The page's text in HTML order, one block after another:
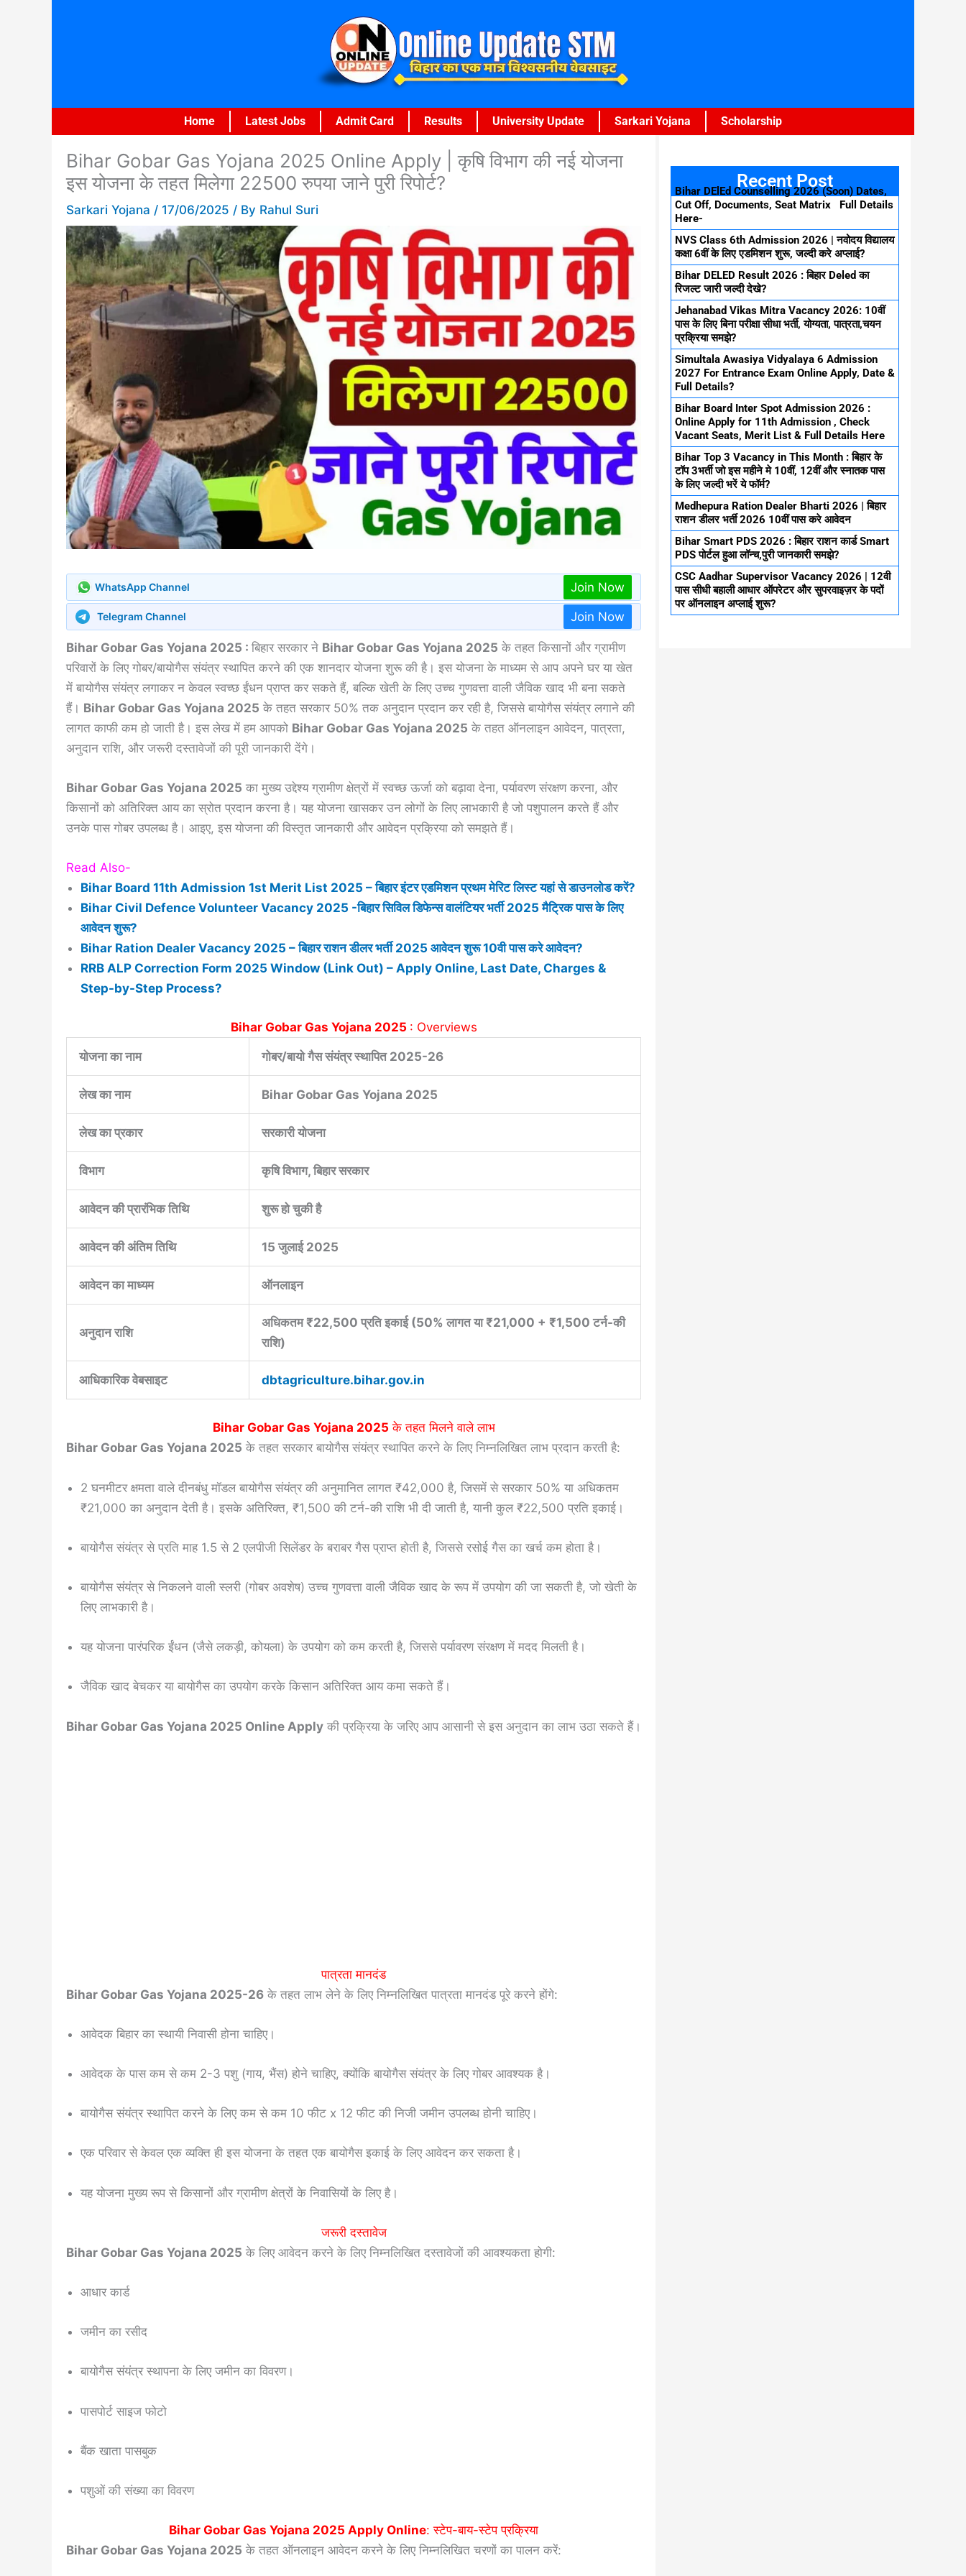
Home Latest Jobs Admit Card Results University Update Sarkari Yojana Scholarship
Bihar Gobar Gas Yojana 2025 Online Apply | कृषि विभाग की नई योजना
इस योजना के तहत मिलेगा 22500 रुपया जाने पुरी रिपोर्ट?
Sarkari Yojana / 17/06/2025 / By Rahul Suri
WhatsApp Channel Join Now
Telegram Channel Join Now
Bihar Gobar Gas Yojana 2025 : बिहार सरकार ने Bihar Gobar Gas Yojana 2025 के तहत किसानों और ग्रामीण
परिवारों के लिए गोबर/बायोगैस संयंत्र स्थापित करने की एक शानदार योजना शुरू की है। इस योजना के माध्यम से आप अपने घर या खेत
में बायोगैस संयंत्र लगाकर न केवल स्वच्छ ईंधन प्राप्त कर सकते हैं, बल्कि खेती के लिए उच्च गुणवत्ता वाली जैविक खाद भी बना सकते
हैं। Bihar Gobar Gas Yojana 2025 के तहत सरकार 50% तक अनुदान प्रदान कर रही है, जिससे बायोगैस संयंत्र लगाने की
लागत काफी कम हो जाती है। इस लेख में हम आपको Bihar Gobar Gas Yojana 2025 के तहत ऑनलाइन आवेदन, पात्रता,
अनुदान राशि, और जरूरी दस्तावेजों की पूरी जानकारी देंगे।
Bihar Gobar Gas Yojana 2025 का मुख्य उद्देश्य ग्रामीण क्षेत्रों में स्वच्छ ऊर्जा को बढ़ावा देना, पर्यावरण संरक्षण करना, और
किसानों को अतिरिक्त आय का स्रोत प्रदान करना है। यह योजना खासकर उन लोगों के लिए लाभकारी है जो पशुपालन करते हैं और
उनके पास गोबर उपलब्ध है। आइए, इस योजना की विस्तृत जानकारी और आवेदन प्रक्रिया को समझते हैं।
Read Also-
Bihar Board 11th Admission 1st Merit List 2025 – बिहार इंटर एडमिशन प्रथम मेरिट लिस्ट यहां से डाउनलोड करें?
Bihar Civil Defence Volunteer Vacancy 2025 -बिहार सिविल डिफेन्स वालंटियर भर्ती 2025 मैट्रिक पास के लिए
आवेदन शुरू?
Bihar Ration Dealer Vacancy 2025 – बिहार राशन डीलर भर्ती 2025 आवेदन शुरू 10वी पास करे आवेदन?
RRB ALP Correction Form 2025 Window (Link Out) – Apply Online, Last Date, Charges &
Step-by-Step Process?
Bihar Gobar Gas Yojana 2025 : Overviews
योजना का नाम गोबर/बायो गैस संयंत्र स्थापित 2025-26
लेख का नाम Bihar Gobar Gas Yojana 2025
लेख का प्रकार सरकारी योजना
विभाग कृषि विभाग, बिहार सरकार
आवेदन की प्रारंभिक तिथि शुरू हो चुकी है
आवेदन की अंतिम तिथि 15 जुलाई 2025
आवेदन का माध्यम ऑनलाइन
अनुदान राशि
अधिकतम ₹22,500 प्रति इकाई (50% लागत या ₹21,000 + ₹1,500 टर्न-की
राशि)
आधिकारिक वेबसाइट dbtagriculture.bihar.gov.in
Bihar Gobar Gas Yojana 2025 के तहत मिलने वाले लाभ
Bihar Gobar Gas Yojana 2025 के तहत सरकार बायोगैस संयंत्र स्थापित करने के लिए निम्नलिखित लाभ प्रदान करती है:
2 घनमीटर क्षमता वाले दीनबंधु मॉडल बायोगैस संयंत्र की अनुमानित लागत ₹42,000 है, जिसमें से सरकार 50% या अधिकतम
₹21,000 का अनुदान देती है। इसके अतिरिक्त, ₹1,500 की टर्न-की राशि भी दी जाती है, यानी कुल ₹22,500 प्रति इकाई।
बायोगैस संयंत्र से प्रति माह 1.5 से 2 एलपीजी सिलेंडर के बराबर गैस प्राप्त होती है, जिससे रसोई गैस का खर्च कम होता है।
बायोगैस संयंत्र से निकलने वाली स्लरी (गोबर अवशेष) उच्च गुणवत्ता वाली जैविक खाद के रूप में उपयोग की जा सकती है, जो खेती के
लिए लाभकारी है।
यह योजना पारंपरिक ईंधन (जैसे लकड़ी, कोयला) के उपयोग को कम करती है, जिससे पर्यावरण संरक्षण में मदद मिलती है।
जैविक खाद बेचकर या बायोगैस का उपयोग करके किसान अतिरिक्त आय कमा सकते हैं।
Bihar Gobar Gas Yojana 2025 Online Apply की प्रक्रिया के जरिए आप आसानी से इस अनुदान का लाभ उठा सकते हैं।
पात्रता मानदंड
Bihar Gobar Gas Yojana 2025-26 के तहत लाभ लेने के लिए निम्नलिखित पात्रता मानदंड पूरे करने होंगे:
आवेदक बिहार का स्थायी निवासी होना चाहिए।
आवेदक के पास कम से कम 2-3 पशु (गाय, भैंस) होने चाहिए, क्योंकि बायोगैस संयंत्र के लिए गोबर आवश्यक है।
बायोगैस संयंत्र स्थापित करने के लिए कम से कम 10 फीट x 12 फीट की निजी जमीन उपलब्ध होनी चाहिए।
एक परिवार से केवल एक व्यक्ति ही इस योजना के तहत एक बायोगैस इकाई के लिए आवेदन कर सकता है।
यह योजना मुख्य रूप से किसानों और ग्रामीण क्षेत्रों के निवासियों के लिए है।
जरूरी दस्तावेज
Bihar Gobar Gas Yojana 2025 के लिए आवेदन करने के लिए निम्नलिखित दस्तावेजों की आवश्यकता होगी:
आधार कार्ड
जमीन का रसीद
बायोगैस संयंत्र स्थापना के लिए जमीन का विवरण।
पासपोर्ट साइज फोटो
बैंक खाता पासबुक
पशुओं की संख्या का विवरण
Bihar Gobar Gas Yojana 2025 Apply Online: स्टेप-बाय-स्टेप प्रक्रिया
Bihar Gobar Gas Yojana 2025 के तहत ऑनलाइन आवेदन करने के लिए निम्नलिखित चरणों का पालन करें:
Recent Post
Bihar DElEd Counselling 2026 (Soon) Dates,
Cut Off, Documents, Seat Matrix Full Details
Here-
NVS Class 6th Admission 2026 | नवोदय विद्यालय
कक्षा 6वीं के लिए एडमिशन शुरू, जल्दी करे अप्लाई?
Bihar DELED Result 2026 : बिहार Deled का
रिजल्ट जारी जल्दी देखे?
Jehanabad Vikas Mitra Vacancy 2026: 10वीं
पास के लिए बिना परीक्षा सीधा भर्ती, योग्यता, पात्रता,चयन
प्रक्रिया समझे?
Simultala Awasiya Vidyalaya 6 Admission
2027 For Entrance Exam Online Apply, Date &
Full Details?
Bihar Board Inter Spot Admission 2026 :
Online Apply for 11th Admission , Check
Vacant Seats, Merit List & Full Details Here
Bihar Top 3 Vacancy in This Month : बिहार के
टॉप 3भर्ती जो इस महीने मे 10वीं, 12वीं और स्नातक पास
के लिए जल्दी भरें ये फॉर्म?
Medhepura Ration Dealer Bharti 2026 | बिहार
राशन डीलर भर्ती 2026 10वीं पास करे आवेदन
Bihar Smart PDS 2026 : बिहार राशन कार्ड Smart
PDS पोर्टल हुआ लॉन्च,पुरी जानकारी समझे?
CSC Aadhar Supervisor Vacancy 2026 | 12वी
पास सीधी बहाली आधार ऑपरेटर और सुपरवाइज़र के पदों
पर ऑनलाइन अप्लाई शुरू?